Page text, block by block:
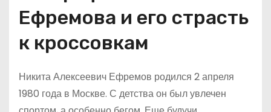
Ефремова и его страсть
к кроссовкам
Никита Алексеевич Ефремов родился 2 апреля
1980 года в Москве. С детства он был увлечен